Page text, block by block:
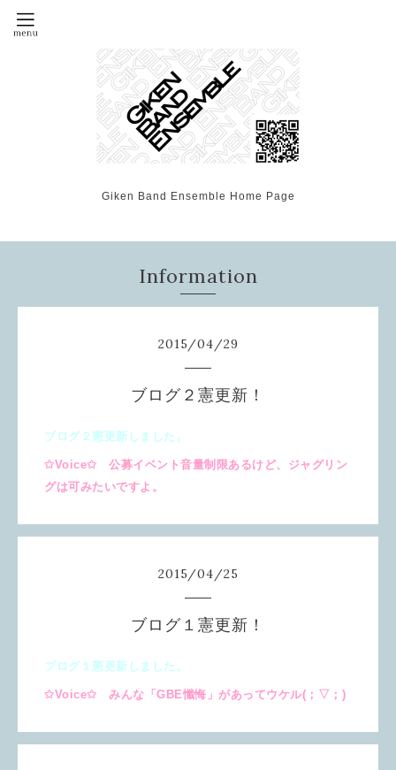
Giken Band Ensemble Home Page
Information
2015/04/29
ブログ２憲更新！
ブログ２憲更新しました。
✩Voice✩ 公募イベント音量制限あるけど、ジャグリン
グは可みたいですよ。
2015/04/25
ブログ１憲更新！
ブログ１憲更新しました。
✩Voice✩ みんな「GBE懺悔」があってウケル(；▽；)